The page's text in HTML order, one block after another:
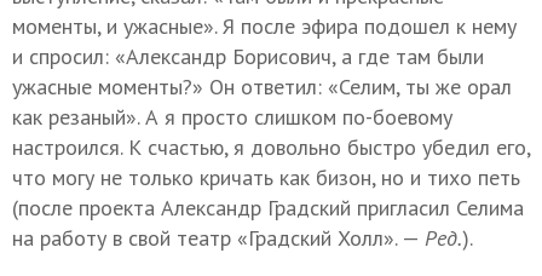
моменты, и ужасные». Я после эфира подошел к нему
и спросил: «Александр Борисович, а где там были
ужасные моменты?» Он ответил: «Селим, ты же орал
как резаный». А я просто слишком по-боевому
настроился. К счастью, я довольно быстро убедил его,
что могу не только кричать как бизон, но и тихо петь
(после проекта Александр Градский пригласил Селима
на работу в свой театр «Градский Холл». — Ред.).